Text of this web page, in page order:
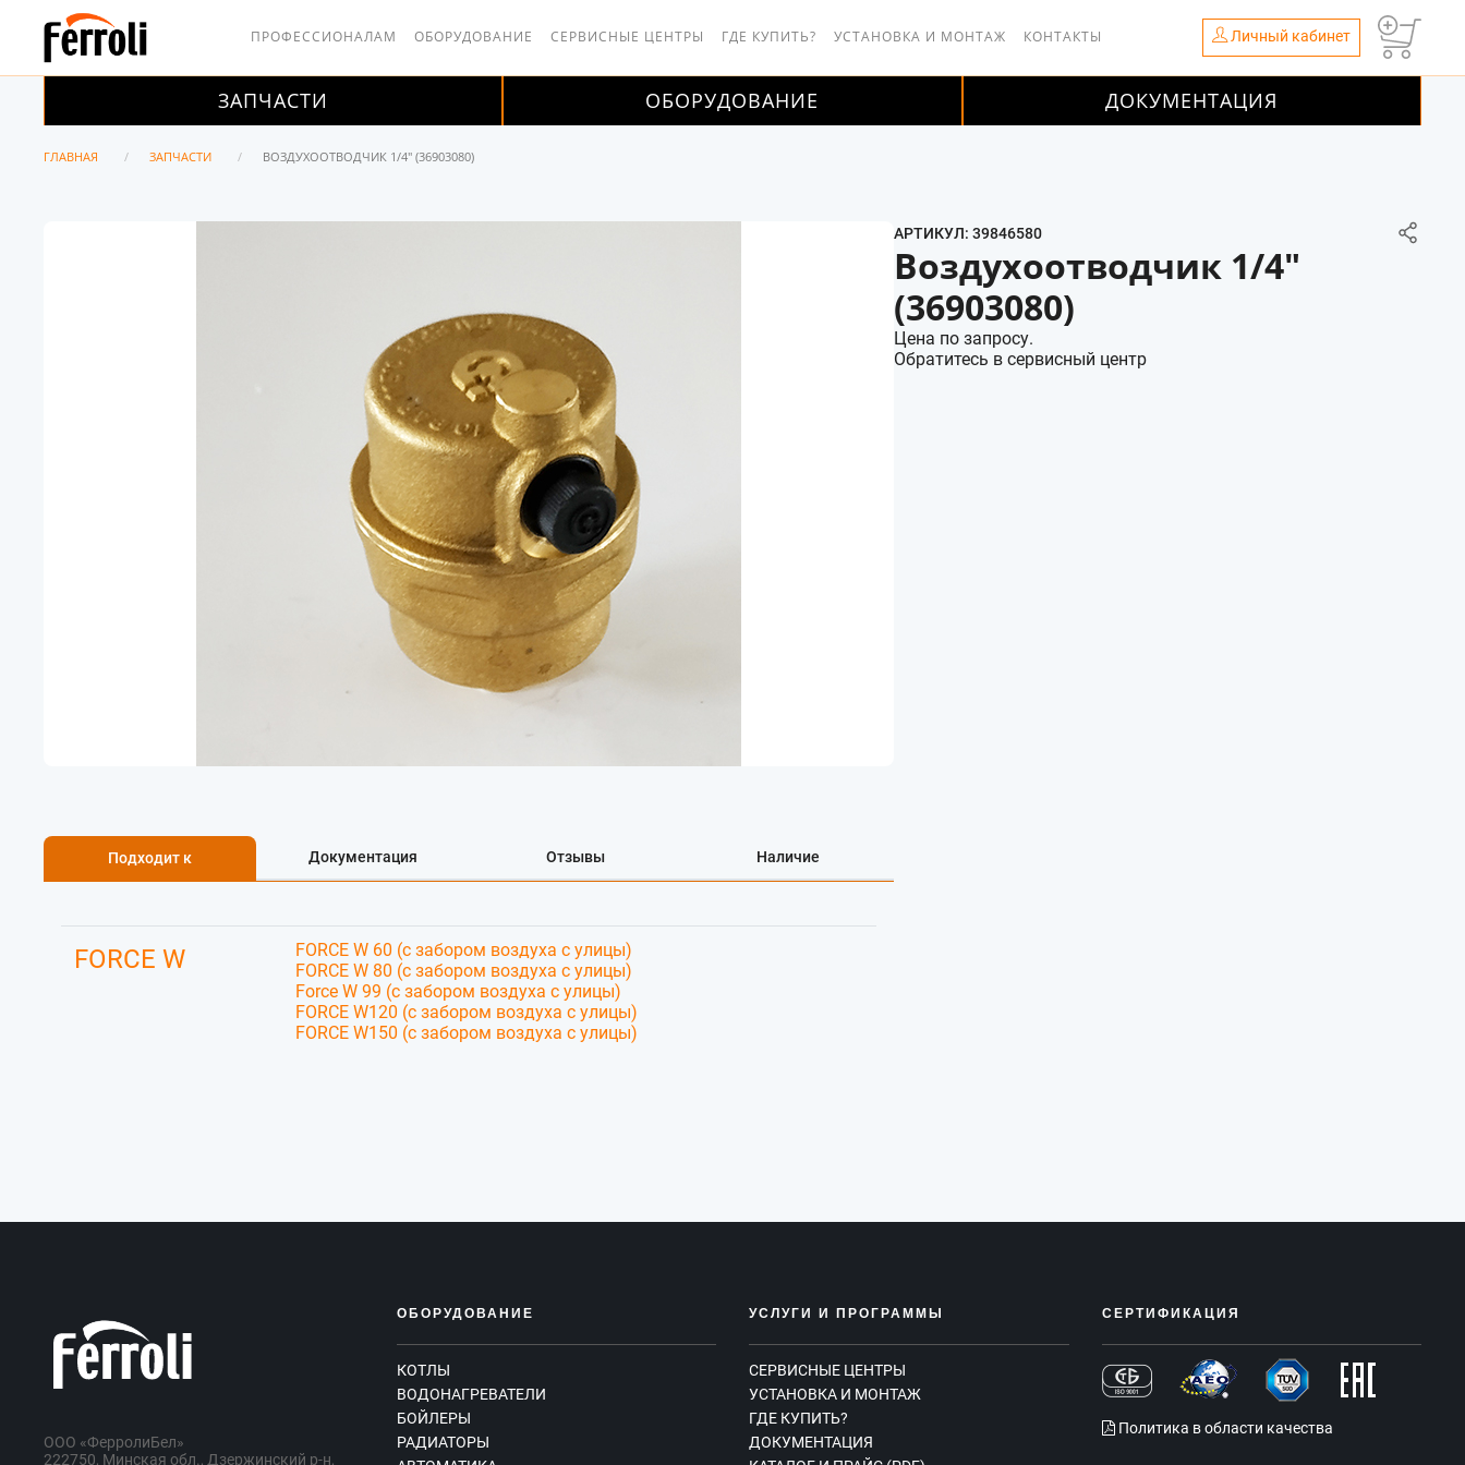
ПРОФЕССИОНАЛАМ ОБОРУДОВАНИЕ СЕРВИСНЫЕ ЦЕНТРЫ ГДЕ КУПИТЬ? УСТАНОВКА И МОНТАЖ КОНТАКТЫ Личный кабинет
ЗАПЧАСТИ ОБОРУДОВАНИЕ ДОКУМЕНТАЦИЯ
ГЛАВНАЯ ЗАПЧАСТИ ВОЗДУХООТВОДЧИК 1/4" (36903080)
АРТИКУЛ: 39846580
Воздухоотводчик 1/4"
(36903080)
Цена по запросу.
Обратитесь в сервисный центр
Подходит к Документация Отзывы Наличие
FORCE W
FORCE W 60 (с забором воздуха с улицы)
FORCE W 80 (с забором воздуха с улицы)
Force W 99 (с забором воздуха с улицы)
FORCE W120 (c забором воздуха с улицы)
FORCE W150 (с забором воздуха с улицы)
ООО «ФерролиБел»
222750, Минская обл., Дзержинский р-н,
ОБОРУДОВАНИЕ
КОТЛЫ
ВОДОНАГРЕВАТЕЛИ
БОЙЛЕРЫ
РАДИАТОРЫ
УСЛУГИ И ПРОГРАММЫ
СЕРВИСНЫЕ ЦЕНТРЫ
УСТАНОВКА И МОНТАЖ
ГДЕ КУПИТЬ?
ДОКУМЕНТАЦИЯ
СЕРТИФИКАЦИЯ
Политика в области качества